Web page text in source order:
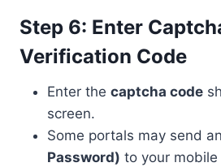
Step 6: Enter
Verification Code
Enter the captcha code
screen.
Some portals may send an
Password) to your mobile